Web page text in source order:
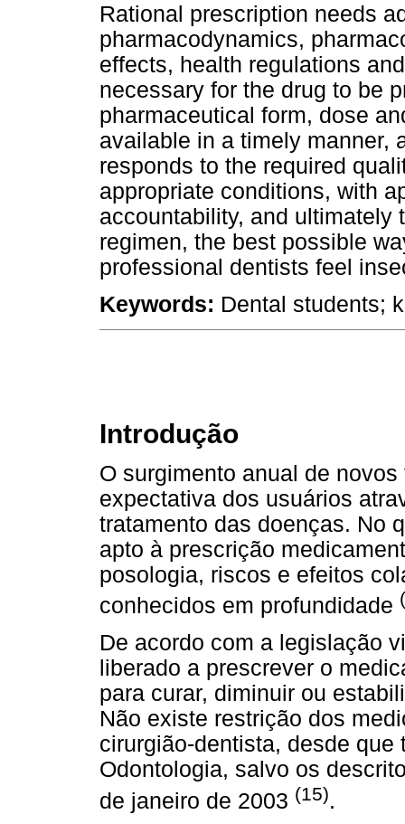
Rational prescription needs
pharmacodynamics,
effects, health regulations
necessary for the drug to be
pharmaceutical form, dose
available in a timely manner,
responds to the required
appropriate conditions, with
accountability, and ultimately
regimen, the best possible
professional dentists feel
Keywords: Dental students;
Introdução
O surgimento anual de
expectativa dos usuários
tratamento das doenças. No
apto à prescrição
posologia, riscos e efeitos
conhecidos em profundidade
De acordo com a legislação
liberado a prescrever o
para curar, diminuir ou
Não existe restrição dos
cirurgião-dentista, desde
Odontologia, salvo os
de janeiro de 2003 (15).